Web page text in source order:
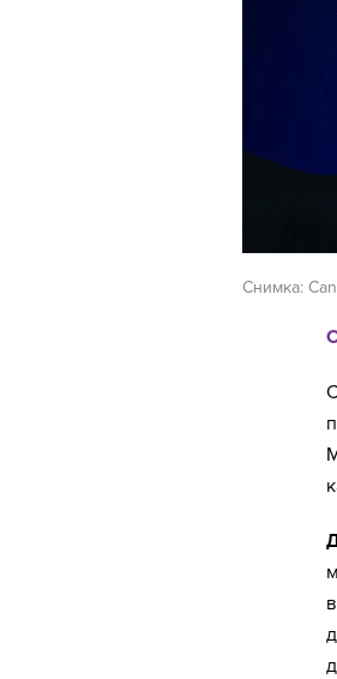
Снимка: